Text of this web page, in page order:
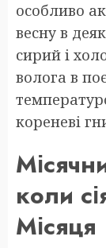
особливо
весну в
сирий і
волога в
кореневі
коли
Місяця